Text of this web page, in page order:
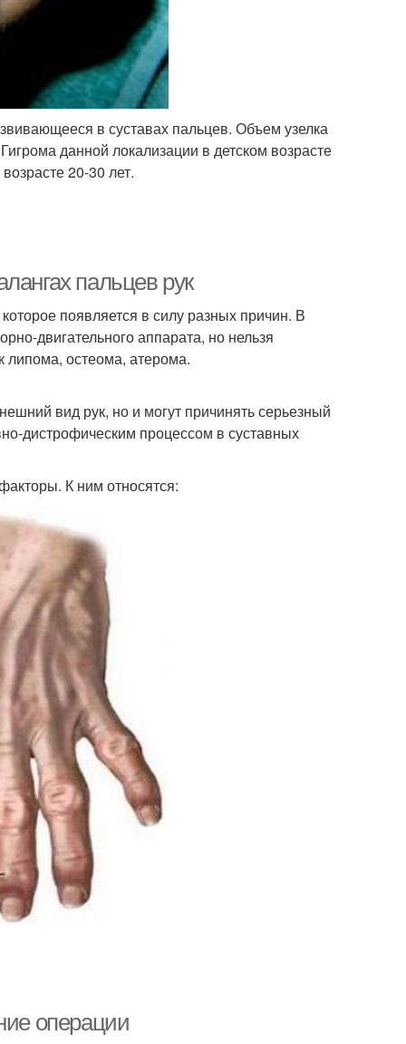
в суставах пальцев. Объем узелка
данной локализации в детском возрасте
20-30 лет.
пальцев рук
появляется в силу разных причин. В
двигательного аппарата, но нельзя
липома, остеома, атерома.
вид рук, но и могут причинять серьезный
дистрофическим процессом в суставных
К ним относятся:
операции